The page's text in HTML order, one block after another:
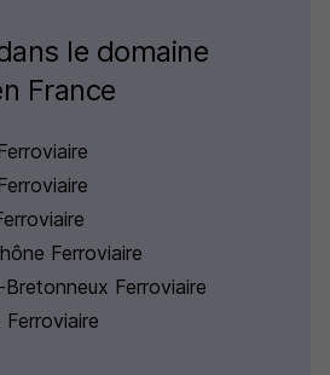
le domaine
France
Ferroviaire
Ferroviaire